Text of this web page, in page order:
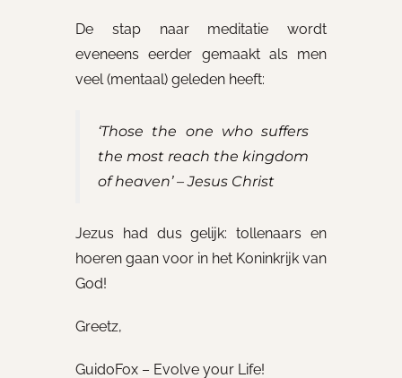
De stap naar meditatie wordt
eveneens eerder gemaakt als men
veel (mentaal) geleden heeft:
‘Those the one who suffers
the most reach the kingdom
of heaven’ – Jesus Christ
Jezus had dus gelijk: tollenaars en
hoeren gaan voor in het Koninkrijk van
God!
Greetz,
GuidoFox – Evolve your Life!